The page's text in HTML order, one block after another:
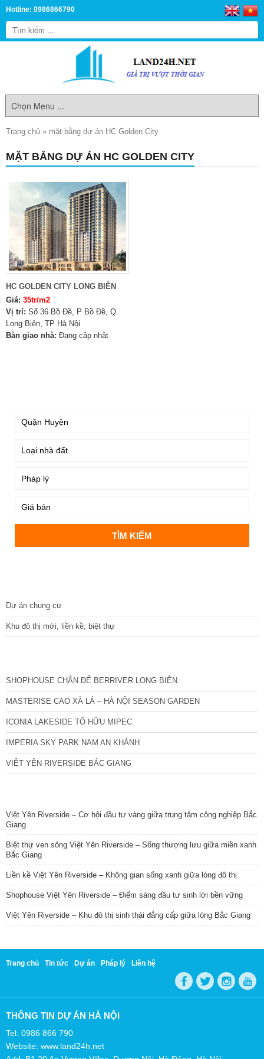
Hotline: 0986866790
Trang chủ » mặt bằng dự án HC Golden City
MẶT BẰNG DỰ ÁN HC GOLDEN CITY
HC GOLDEN CITY LONG BIÊN
Giá: 35tr/m2
Vị trí: Số 36 Bồ Đề, P Bồ Đề, Q
Long Biên, TP Hà Nội
Bàn giao nhà: Đang cập nhật
Dự án chung cư
Khu đô thị mới, liền kề, biệt thự
SHOPHOUSE CHÂN ĐẾ BERRIVER LONG BIÊN
MASTERISE CAO XÀ LÁ – HÀ NỘI SEASON GARDEN
ICONIA LAKESIDE TỐ HỮU MIPEC
IMPERIA SKY PARK NAM AN KHÁNH
VIỆT YÊN RIVERSIDE BẮC GIANG
Việt Yên Riverside – Cơ hội đầu tư vàng giữa trung tâm công nghiệp Bắc
Giang
Biệt thự ven sông Việt Yên Riverside – Sống thượng lưu giữa miền xanh
Bắc Giang
Liền kề Việt Yên Riverside – Không gian sống xanh giữa lòng đô thị
Shophouse Việt Yên Riverside – Điểm sáng đầu tư sinh lời bền vững
Việt Yên Riverside – Khu đô thị sinh thái đẳng cấp giữa lòng Bắc Giang
Trang chủ Tin tức Dự án Pháp lý Liên hệ
THÔNG TIN DỰ ÁN HÀ NỘI
Tel: 0986 866 790
Website: www.land24h.net